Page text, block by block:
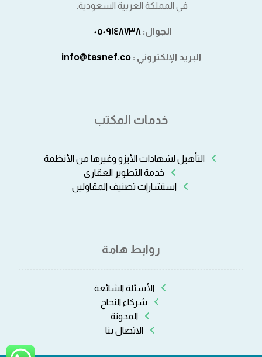
في المملكة العربية السعودية.
الجوال: ٠٥٠٩١٤٨٧٣٨⁩
البريد الإلكتروني :info@tasnef.co
خدمات المكتب
التأهيل لشهادات الأيزو وغيرها من الأنظمة
خدمة التطوير العقاري
استشارات تصنيف المقاولين
روابط هامة
الأسئلة الشائعة
شركاء النجاح
المدونة
الاتصال بنا